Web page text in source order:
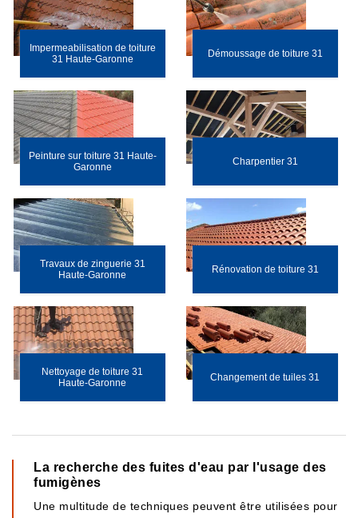
Impermeabilisation de toiture
31 Haute-Garonne
Démoussage de toiture 31
Peinture sur toiture 31 Haute-
Garonne
Charpentier 31
Travaux de zinguerie 31
Haute-Garonne
Rénovation de toiture 31
Nettoyage de toiture 31
Haute-Garonne
Changement de tuiles 31
La recherche des fuites d'eau par l'usage des
fumigènes
Une multitude de techniques peuvent être utilisées pour